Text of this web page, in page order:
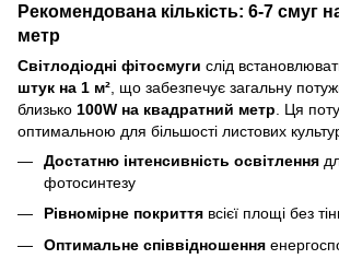
Рекомендована кількість: 6-7 смуг
метр
Світлодіодні фітосмуги слід
штук на 1 м² , що забезпечує загальну
близько 100W на квадратний метр . Ця
оптимальною для більшості листових
Достатню інтенсивність освітлення
фотосинтезу
Рівномірне покриття всієї площі без
Оптимальне співвідношення